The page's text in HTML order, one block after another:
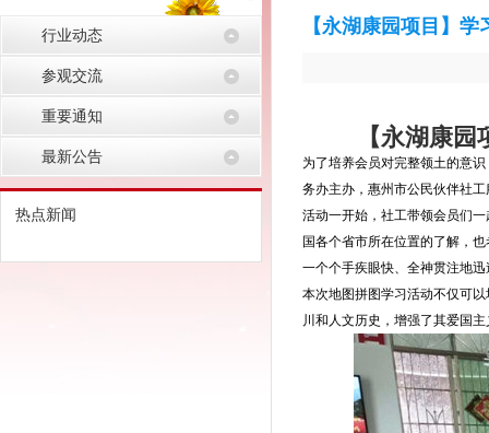
行业动态
参观交流
重要通知
最新公告
热点新闻
【永湖康园项目】
【永湖康
为了培养会员对完整领土的意
务办主办，惠州市公民伙伴社
活动一开始，社工带领会员们
国各个省市所在位置的了解，
一个个手疾眼快、全神贯注地
本次地图拼图学习活动不仅可
川和人文历史，增强了其爱国